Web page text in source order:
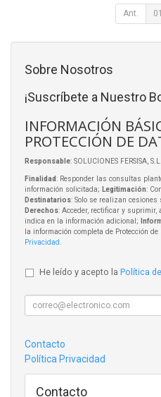
Ant. 01
Sobre Nosotros
¡Suscríbete a Nuestro
INFORMACIÓN
PROTECCIÓN DE
Responsable: SOLUCIONES FERSISA,
Finalidad: Responder las consultas
información solicitada; Legitimación:
Destinatarios: Solo se realizan
Derechos: Acceder, rectificar y suprimir,
indica en la información adicional;
la información completa de Protección
Privacidad
He leído y acepto la Política
Contacto
Política Privacidad
Contacto